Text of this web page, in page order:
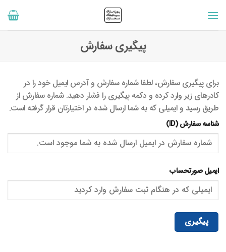
محتوا
پیگیری سفارش
برای پیگیری سفارش، لطفا شماره سفارش و آدرس ایمیل خود را در
کادرهای زیر وارد کرده و دکمه پیگیری را فشار دهید. شماره سفارش از
طریق رسید و ایمیلی که به شما ارسال شده در اختیارتان قرار گرفته است.
شناسه سفارش (ID)
ایمیل صورتحساب
پیگیری